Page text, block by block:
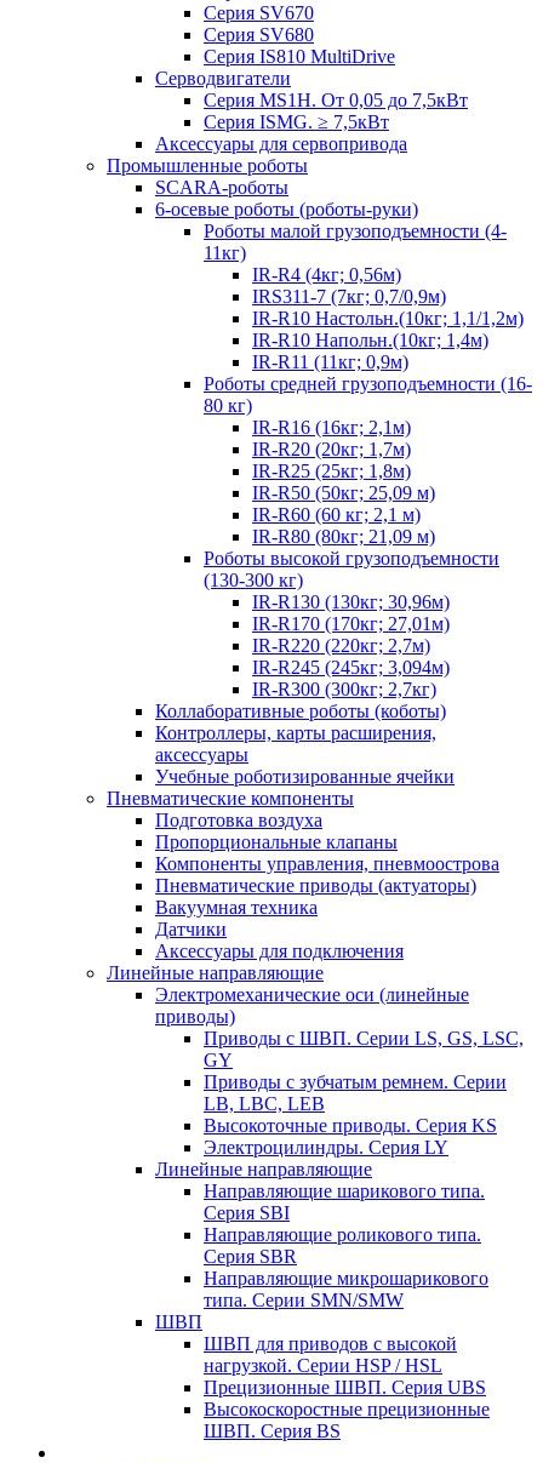
Серия SV670
Серия SV680
Серия IS810 MultiDrive
Серводвигатели
Серия MS1H. От 0,05 до 7,5кВт
Серия ISMG. ≥ 7,5кВт
Аксессуары для сервопривода
Промышленные роботы
SCARA-роботы
6-осевые роботы (роботы-руки)
Роботы малой грузоподъемности (4-
11кг)
IR-R4 (4кг; 0,56м)
IRS311-7 (7кг; 0,7/0,9м)
IR-R10 Настольн.(10кг; 1,1/1,2м)
IR-R10 Напольн.(10кг; 1,4м)
IR-R11 (11кг; 0,9м)
Роботы средней грузоподъемности (16-
80 кг)
IR-R16 (16кг; 2,1м)
IR-R20 (20кг; 1,7м)
IR-R25 (25кг; 1,8м)
IR-R50 (50кг; 25,09 м)
IR-R60 (60 кг; 2,1 м)
IR-R80 (80кг; 21,09 м)
Роботы высокой грузоподъемности
(130-300 кг)
IR-R130 (130кг; 30,96м)
IR-R170 (170кг; 27,01м)
IR-R220 (220кг; 2,7м)
IR-R245 (245кг; 3,094м)
IR-R300 (300кг; 2,7кг)
Коллаборативные роботы (коботы)
Контроллеры, карты расширения,
аксессуары
Учебные роботизированные ячейки
Пневматические компоненты
Подготовка воздуха
Пропорциональные клапаны
Компоненты управления, пневмоострова
Пневматические приводы (актуаторы)
Вакуумная техника
Датчики
Аксессуары для подключения
Линейные направляющие
Электромеханические оси (линейные
приводы)
Приводы с ШВП. Серии LS, GS, LSC,
GY
Приводы с зубчатым ремнем. Серии
LB, LBC, LEB
Высокоточные приводы. Серия KS
Электроцилиндры. Серия LY
Линейные направляющие
Направляющие шарикового типа.
Серия SBI
Направляющие роликового типа.
Серия SBR
Направляющие микрошарикового
типа. Серии SMN/SMW
ШВП
ШВП для приводов с высокой
нагрузкой. Серии HSP / HSL
Прецизионные ШВП. Серия UBS
Высокоскоростные прецизионные
ШВП. Серия BS